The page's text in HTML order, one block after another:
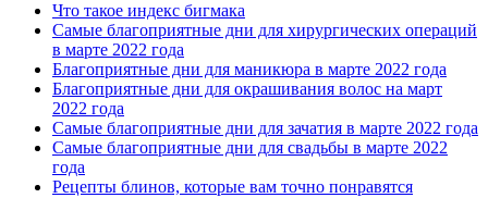
Что такое индекс бигмака
Самые благоприятные дни для хирургических операций
в марте 2022 года
Благоприятные дни для маникюра в марте 2022 года
Благоприятные дни для окрашивания волос на март
2022 года
Самые благоприятные дни для зачатия в марте 2022 года
Самые благоприятные дни для свадьбы в марте 2022
года
Рецепты блинов, которые вам точно понравятся